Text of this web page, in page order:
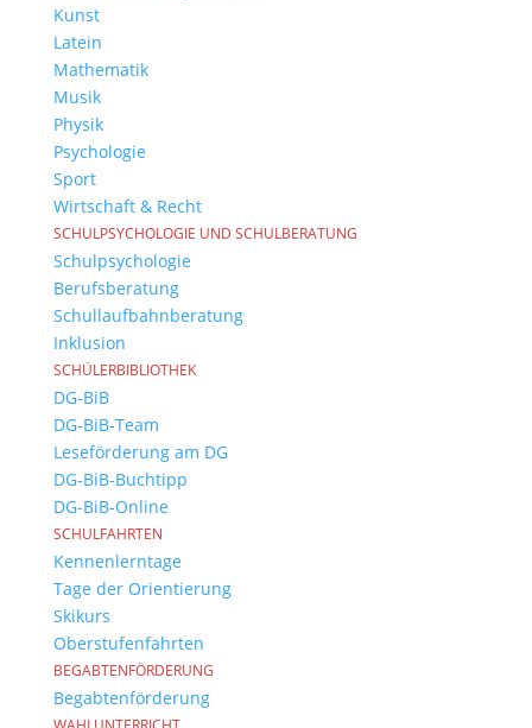
Kunst
Latein
Mathematik
Musik
Physik
Psychologie
Sport
Wirtschaft & Recht
SCHULPSYCHOLOGIE UND SCHULBERATUNG
Schulpsychologie
Berufsberatung
Schullaufbahnberatung
Inklusion
SCHÜLERBIBLIOTHEK
DG-BiB
DG-BiB-Team
Leseförderung am DG
DG-BiB-Buchtipp
DG-BiB-Online
SCHULFAHRTEN
Kennenlerntage
Tage der Orientierung
Skikurs
Oberstufenfahrten
BEGABTENFÖRDERUNG
Begabtenförderung